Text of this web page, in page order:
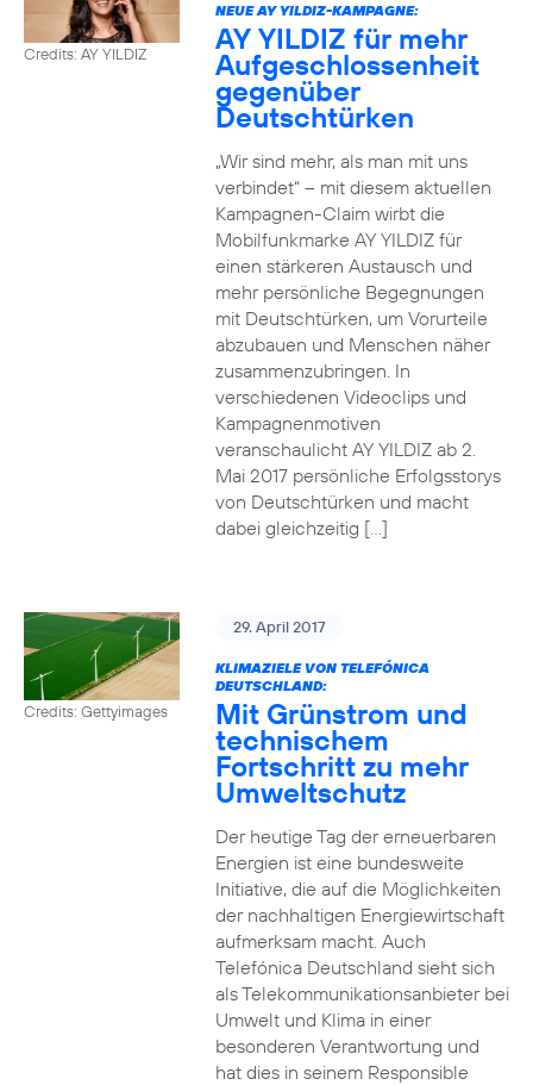
Credits: AY YILDIZ
NEUE AY YILDIZ-KAMPAGNE:
AY YILDIZ für mehr
Aufgeschlossenheit
gegenüber
Deutschtürken
„Wir sind mehr, als man mit uns
verbindet“ – mit diesem aktuellen
Kampagnen-Claim wirbt die
Mobilfunkmarke AY YILDIZ für
einen stärkeren Austausch und
mehr persönliche Begegnungen
mit Deutschtürken, um Vorurteile
abzubauen und Menschen näher
zusammenzubringen. In
verschiedenen Videoclips und
Kampagnenmotiven
veranschaulicht AY YILDIZ ab 2.
Mai 2017 persönliche Erfolgsstorys
von Deutschtürken und macht
dabei gleichzeitig […]
Credits: Gettyimages
29. April 2017
KLIMAZIELE VON TELEFÓNICA
DEUTSCHLAND:
Mit Grünstrom und
technischem
Fortschritt zu mehr
Umweltschutz
Der heutige Tag der erneuerbaren
Energien ist eine bundesweite
Initiative, die auf die Möglichkeiten
der nachhaltigen Energiewirtschaft
aufmerksam macht. Auch
Telefónica Deutschland sieht sich
als Telekommunikationsanbieter bei
Umwelt und Klima in einer
besonderen Verantwortung und
hat dies in seinem Responsible